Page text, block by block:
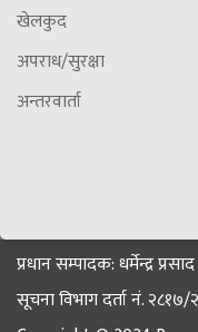
खेलकुद
अपराध/सुरक्षा
अन्तरवार्ता
प्रधान सम्पादक: धर्मेन्द्र
सूचना विभाग दर्ता नं.